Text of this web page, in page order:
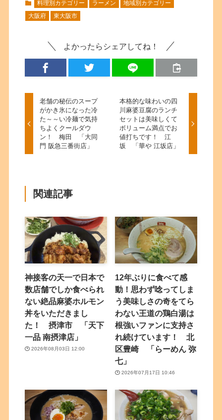
料理別カテゴリー ラーメン
地域別カテゴリー
大阪府
東大阪市
よかったらシェアしてね！
老舗の秘伝のスープ
がかき氷になった冷
た～～い冷麺で気持
ちよくクールダウ
ン！ 梅田 「大同
門 阪急三番街店」
本格的な味わいの四
川麻婆豆腐のランチ
セットは美味しくて
ボリューム満点でお
値打ちです！ 江
坂 「華や 江坂店」
関連記事
神接客の天一で日本で
数店舗でしか食べられ
ない絶品麻婆ホルモン
丼をいただきまし
た！ 摂津市 「天下
一品 南摂津店」
2026年08月03日 12:00
12年ぶりに食べて感
動！思わず唸ってしま
う美味しさの奇をてら
わない王道の鶏白湯は
根強いファンに支持さ
れ続けています！ 北
区豊崎 「らーめん 弥
七」
2026年07月17日 10:46